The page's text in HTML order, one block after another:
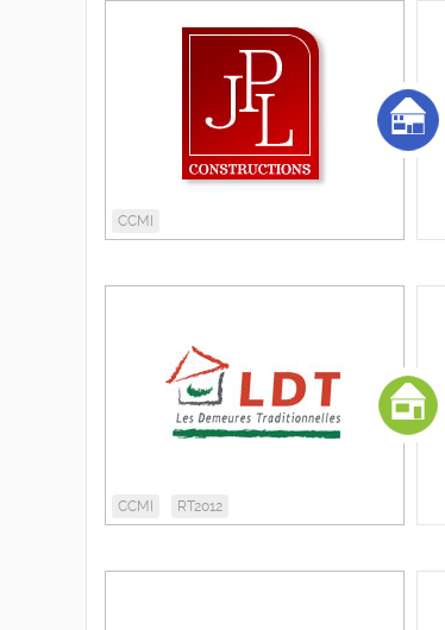
CCMI
CCMI RT2012